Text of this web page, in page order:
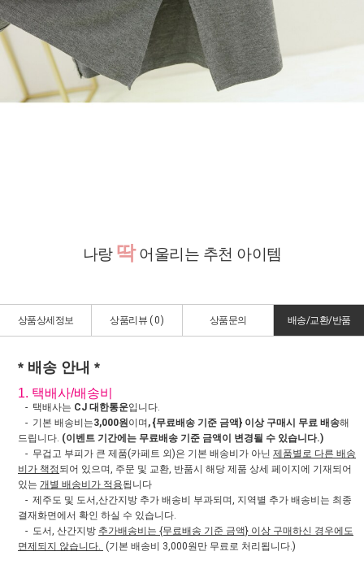
나랑 딱어울리는 추천 아이템
상품상세정보 상품리뷰 (0) 상품문의 배송/교환/반품
* 배송 안내 *
1. 택배사/배송비
- 택배사는 CJ 대한통운입니다.
- 기본 배송비는3,000원이며, {무료배송 기준 금액} 이상 구매시 무료 배송해
드립니다. (이벤트 기간에는 무료배송 기준 금액이 변경될 수 있습니다.)
- 무겁고 부피가 큰 제품(카페트 외)은 기본 배송비가 아닌 제품별로 다른 배송
비가 책정되어 있으며, 주문 및 교환, 반품시 해당 제품 상세 페이지에 기재되어
있는 개별 배송비가 적용됩니다
- 제주도 및 도서,산간지방 추가 배송비 부과되며, 지역별 추가 배송비는 최종
결재화면에서 확인 하실 수 있습니다.
- 도서, 산간지방 추가배송비는 {무료배송 기준 금액} 이상 구매하신 경우에도
면제되지 않습니다.
(기본 배송비 3,000원만 무료로 처리됩니다.)